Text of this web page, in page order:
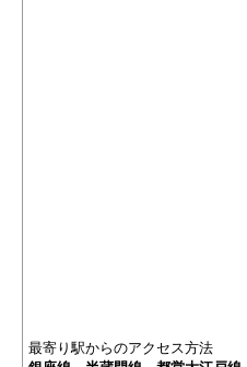
最寄り駅からのアクセス方法